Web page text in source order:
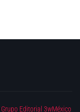
Grupo Editorial 3wMéxico